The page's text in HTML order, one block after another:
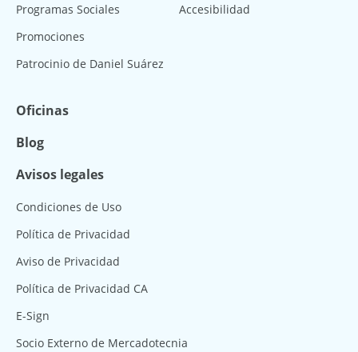
Programas Sociales
Promociones
Patrocinio de Daniel Suárez
Accesibilidad
Oficinas
Blog
Avisos legales
Condiciones de Uso
Política de Privacidad
Aviso de Privacidad
Política de Privacidad CA
E-Sign
Socio Externo de Mercadotecnia